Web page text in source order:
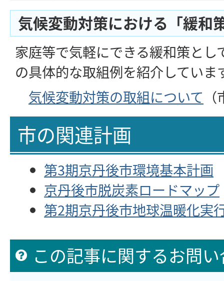
気候変動対策における「緩和
家庭等で気軽にできる緩和策とし
の具体的な取組例を紹介していま
気候変動対策の取組について
市の関連計画
第3期京丹後市環境基本計画
京丹後市脱炭素ロードマップ
第2期京丹後市地球温暖化実
この記事に関するお問